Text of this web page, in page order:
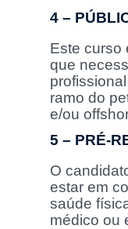
4 –
Este curso
que
ramo do
e/ou
5 – PRÉ-
O
estar em
saúde
médico ou